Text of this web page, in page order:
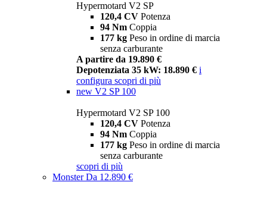
Hypermotard V2 SP
120,4 CV Potenza
94 Nm Coppia
177 kg Peso in ordine di marcia
senza carburante
A partire da 19.890 €
Depotenziata 35 kW: 18.890 € i
configura scopri di più
new V2 SP 100
Hypermotard V2 SP 100
120,4 CV Potenza
94 Nm Coppia
177 kg Peso in ordine di marcia
senza carburante
scopri di più
MonsterDa 12.890 €